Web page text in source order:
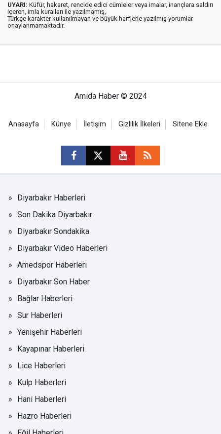
UYARI: Küfür, hakaret, rencide edici cümleler veya imalar, inançlara saldırı
içeren, imla kuralları ile yazılmamış,
Türkçe karakter kullanılmayan ve büyük harflerle yazılmış yorumlar
onaylanmamaktadır.
Amida Haber © 2024
Anasayfa Künye İletişim Gizlilik İlkeleri Sitene Ekle
Diyarbakır Haberleri
Son Dakika Diyarbakır
Diyarbakır Sondakika
Diyarbakır Video Haberleri
Amedspor Haberleri
Diyarbakır Son Haber
Bağlar Haberleri
Sur Haberleri
Yenişehir Haberleri
Kayapınar Haberleri
Lice Haberleri
Kulp Haberleri
Hani Haberleri
Hazro Haberleri